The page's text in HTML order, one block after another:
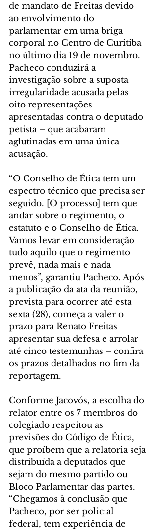
de mandato de Freitas devido
ao envolvimento do
parlamentar em uma briga
corporal no Centro de Curitiba
no último dia 19 de novembro.
Pacheco conduzirá a
investigação sobre a suposta
irregularidade acusada pelas
oito representações
apresentadas contra o deputado
petista – que acabaram
aglutinadas em uma única
acusação.
“O Conselho de Ética tem um
espectro técnico que precisa ser
seguido. [O processo] tem que
andar sobre o regimento, o
estatuto e o Conselho de Ética.
Vamos levar em consideração
tudo aquilo que o regimento
prevê, nada mais e nada
menos”, garantiu Pacheco. Após
a publicação da ata da reunião,
prevista para ocorrer até esta
sexta (28), começa a valer o
prazo para Renato Freitas
apresentar sua defesa e arrolar
até cinco testemunhas – confira
os prazos detalhados no fim da
reportagem.
Conforme Jacovós, a escolha do
relator entre os 7 membros do
colegiado respeitou as
previsões do Código de Ética,
que proíbem que a relatoria seja
distribuída a deputados que
sejam do mesmo partido ou
Bloco Parlamentar das partes.
“Chegamos à conclusão que
Pacheco, por ser policial
federal, tem experiência de